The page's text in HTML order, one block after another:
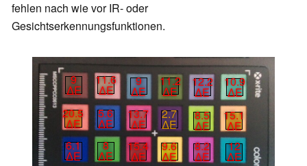
fehlen nach wie vor IR- oder
Gesichtserkennungsfunktionen.
9
∆E
11.6
∆E
9
∆E
11.2
∆E
12.2
∆E
10.9
∆E
20.5
∆E
5.6
∆E
13.7
∆E
2.7
∆E
8.5
∆E
15.1
∆E
6.1
∆E
8
∆E
15.4
∆E
9.6
∆E
8.2
∆E
12
∆E